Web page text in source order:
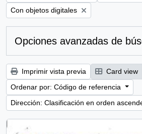
Remove filter:
Con objetos digitales
Opciones avanzadas de
Imprimir vista previa Card view
Ordenar por: Código de referencia
Dirección: Clasificación en orden